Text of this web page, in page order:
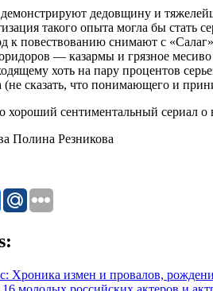
дедовщину и
такого опыта могла бы
к повествованию снимают с
— казармы и грязное
хоть на пару процентов
(не сказать, что понимающего и
хороший сентиментальный сериал
Полина Резникова
Хроника измен и провалов,